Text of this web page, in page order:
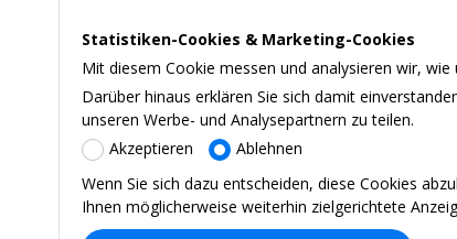
Statistiken-Cookies & Marketing-Cookies
Mit diesem Cookie messen und analysieren wir,
Darüber hinaus erklären Sie sich damit
unseren Werbe- und Analysepartnern zu teilen.
Akzeptieren
Ablehnen
Wenn Sie sich dazu entscheiden, diese Cookies
Ihnen möglicherweise weiterhin zielgerichtete